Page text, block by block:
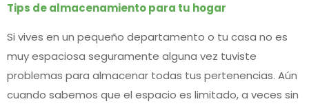
Tips de almacenamiento para tu hogar
Si vives en un pequeño departamento o tu casa no es
muy espaciosa seguramente alguna vez tuviste
problemas para almacenar todas tus pertenencias. Aún
cuando sabemos que el espacio es limitado, a veces sin